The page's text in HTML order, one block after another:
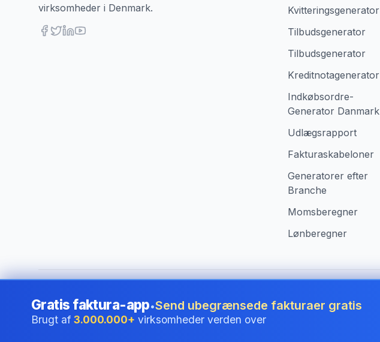
virksomheder i Denmark.
Kvitteringsgenerator
Tilbudsgenerator
Tilbudsgenerator
Kreditnotagenerator
Indkøbsordre-
Generator Danmark
Udlægsrapport
Fakturaskabeloner
Generatorer efter
Branche
Momsberegner
Lønberegner
©2026i24 Limited. All rights reserved. •For virksomheder i Denmark
Gratis faktura-app•Send ubegrænsede fakturaer gratis
Brugt af 3.000.000+ virksomheder verden over